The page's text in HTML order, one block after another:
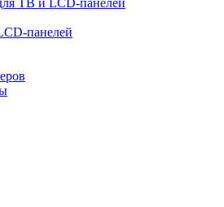
ТВ и LCD-панелей
панелей